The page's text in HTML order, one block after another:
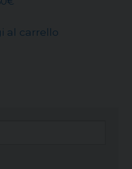
al carrello